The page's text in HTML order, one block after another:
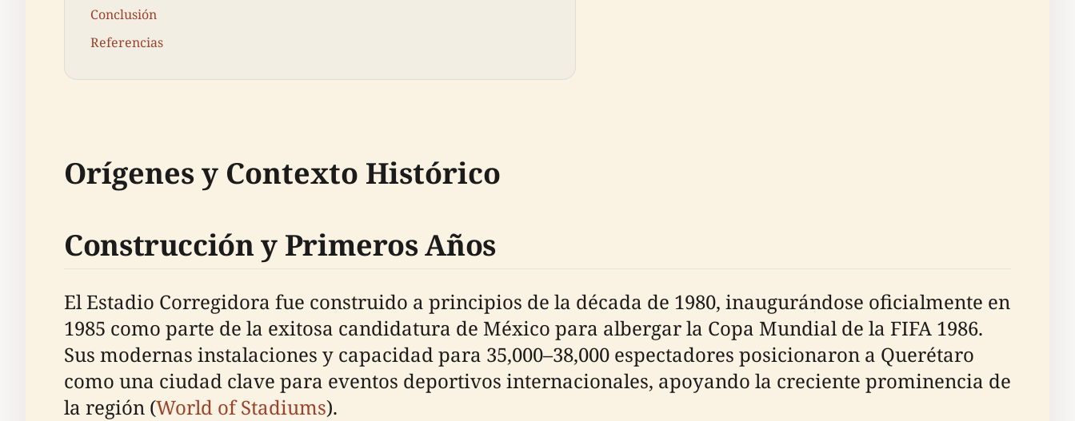
Conclusión
Referencias
Orígenes y Contexto Histórico
Construcción y Primeros Años
El Estadio Corregidora fue construido a principios de la década de 1980, inaugurándose oficialmente en
1985 como parte de la exitosa candidatura de México para albergar la Copa Mundial de la FIFA 1986.
Sus modernas instalaciones y capacidad para 35,000–38,000 espectadores posicionaron a Querétaro
como una ciudad clave para eventos deportivos internacionales, apoyando la creciente prominencia de
la región (World of Stadiums).